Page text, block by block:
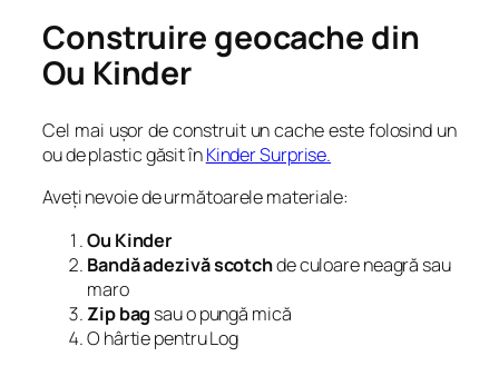
Construire geocache din
Ou Kinder
Cel mai ușor de construit un cache este folosind un
ou de plastic găsit înKinder Surprise.
Aveți nevoie de următoarele materiale:
Ou Kinder
Bandă adezivă scotchde culoare neagră sau
maro
Zip bag sau o pungă mică
O hârtie pentru Log